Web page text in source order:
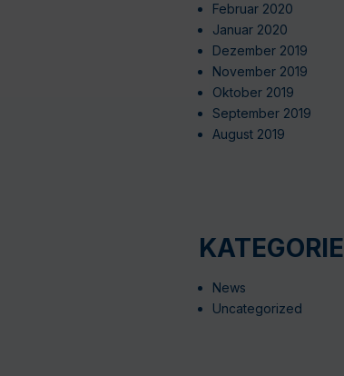
Februar 2020
Januar 2020
Dezember 2019
November 2019
Oktober 2019
September 2019
August 2019
KATEGORIE
News
Uncategorized